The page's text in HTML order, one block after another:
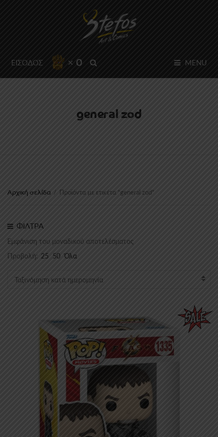
ΕΙΣΟΔΟΣ × 0 MENU
general zod
Αρχική σελίδα / Προϊόντα με ετικέτα “general zod”
ΦΙΛΤΡΑ
Εμφάνιση του μοναδικού αποτελέσματος
Προβολή: 25 50 Όλα